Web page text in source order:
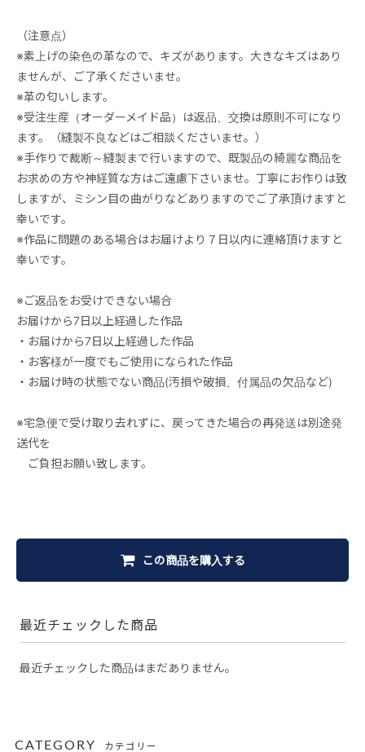
（注意点）
※素上げの染色の革なので、キズがあります。大きなキズはあり
ませんが、ご了承くださいませ。
※革の匂いします。
※受注生産（オーダーメイド品）は返品、交換は原則不可になり
ます。（縫製不良などはご相談くださいませ。）
※手作りで裁断～縫製まで行いますので、既製品の綺麗な商品を
お求めの方や神経質な方はご遠慮下さいませ。丁寧にお作りは致
しますが、ミシン目の曲がりなどありますのでご了承頂けますと
幸いです。
※作品に問題のある場合はお届けより７日以内に連絡頂けますと
幸いです。
※ご返品をお受けできない場合
お届けから7日以上経過した作品
・お届けから7日以上経過した作品
・お客様が一度でもご使用になられた作品
・お届け時の状態でない商品(汚損や破損、付属品の欠品など)
※宅急便で受け取り去れずに、戻ってきた場合の再発送は別途発
送代を
ご負担お願い致します。
この商品を購入する
最近チェックした商品
最近チェックした商品はまだありません。
CATEGORY カテゴリー